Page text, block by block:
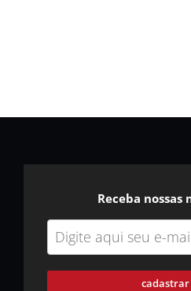
Receba nossas
cadastrar